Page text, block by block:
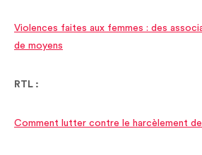
Violences faites aux femmes : des
de moyens
RTL :
Comment lutter contre le harcèlement